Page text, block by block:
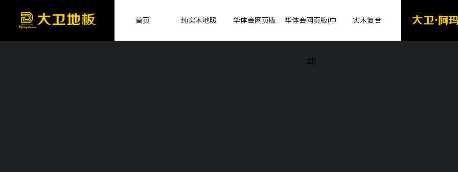
首页 纯实木地暖 华体会网页版 华体会网页版(中
国)
实木复合